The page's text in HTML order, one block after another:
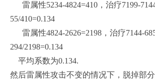
雷属性5234-4824=410，治疗7199-
55/410=0.134
雷属性4824-2626=2198，治疗7144-
294/2198=0.134
平均系数为0.134.
然后雷属性攻击不变的情况下，脱掉部